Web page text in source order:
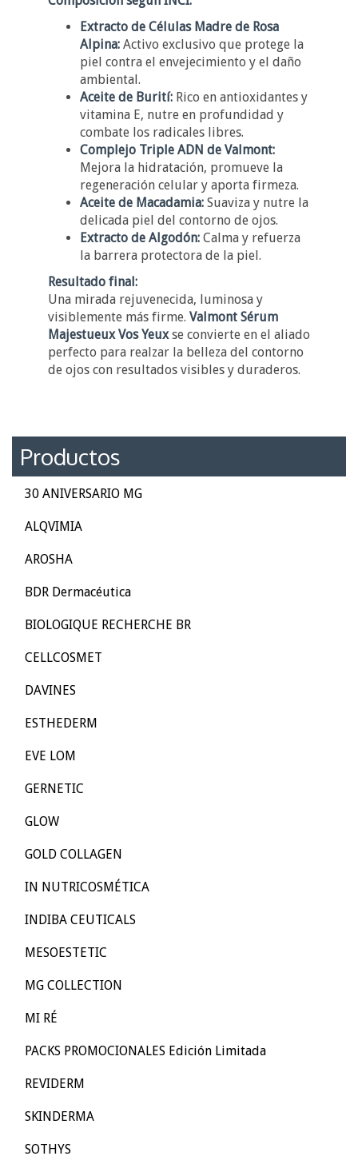
Extracto de Células Madre de Rosa
Alpina: Activo exclusivo que protege la
piel contra el envejecimiento y el daño
ambiental.
Aceite de Burití: Rico en antioxidantes y
vitamina E, nutre en profundidad y
combate los radicales libres.
Complejo Triple ADN de Valmont:
Mejora la hidratación, promueve la
regeneración celular y aporta firmeza.
Aceite de Macadamia: Suaviza y nutre la
delicada piel del contorno de ojos.
Extracto de Algodón: Calma y refuerza
la barrera protectora de la piel.
Resultado final:
Una mirada rejuvenecida, luminosa y
visiblemente más firme. Valmont Sérum
Majestueux Vos Yeuxse convierte en el aliado
perfecto para realzar la belleza del contorno
de ojos con resultados visibles y duraderos.
Productos
30 ANIVERSARIO MG
ALQVIMIA
AROSHA
BDR Dermacéutica
BIOLOGIQUE RECHERCHE BR
CELLCOSMET
DAVINES
ESTHEDERM
EVE LOM
GERNETIC
GLOW
GOLD COLLAGEN
IN NUTRICOSMÉTICA
INDIBA CEUTICALS
MESOESTETIC
MG COLLECTION
MI RÉ
PACKS PROMOCIONALES Edición Limitada
REVIDERM
SKINDERMA
SOTHYS